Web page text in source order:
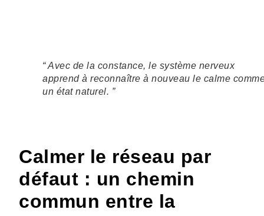
“ Avec de la constance, le système nerveux
apprend à reconnaître à nouveau le calme
un état naturel. ”
Calmer le réseau par
défaut : un chemin
commun entre la